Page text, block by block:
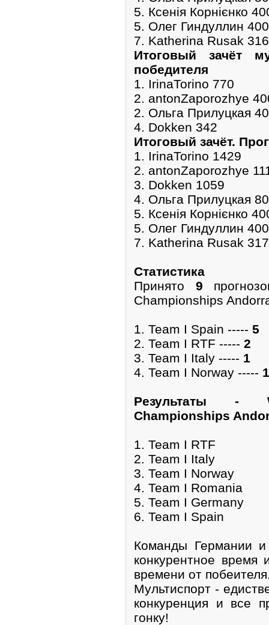
5. Ксенія Корнієнко
5. Олег Гиндуллин 400
7. Katherina Rusak 316
Итоговый зачёт
победителя
1. IrinaTorino 770
2. antonZaporozhye
2. Ольга Прилуцкая
4. Dokken 342
Итоговый зачёт.
1. IrinaTorino 1429
2. antonZaporozhye
3. Dokken 1059
4. Ольга Прилуцкая
5. Ксенія Корнієнко
5. Олег Гиндуллин 400
7. Katherina Rusak 317
Cтатистика
Принято 9
Championships
1. Team I Spain ----- 5
2. Team I RTF ----- 2
3. Team I Italy ----- 1
4. Team I Norway ----- 1
Pезультаты -
Championships
1. Team I RTF
2. Team I Italy
3. Team I Norway
4. Team I Romania
5. Team I Germany
6. Team I Spain
Команды Германии и
конкурентное
времени от
Мультиспорт -
конкуренция и все
гонку!